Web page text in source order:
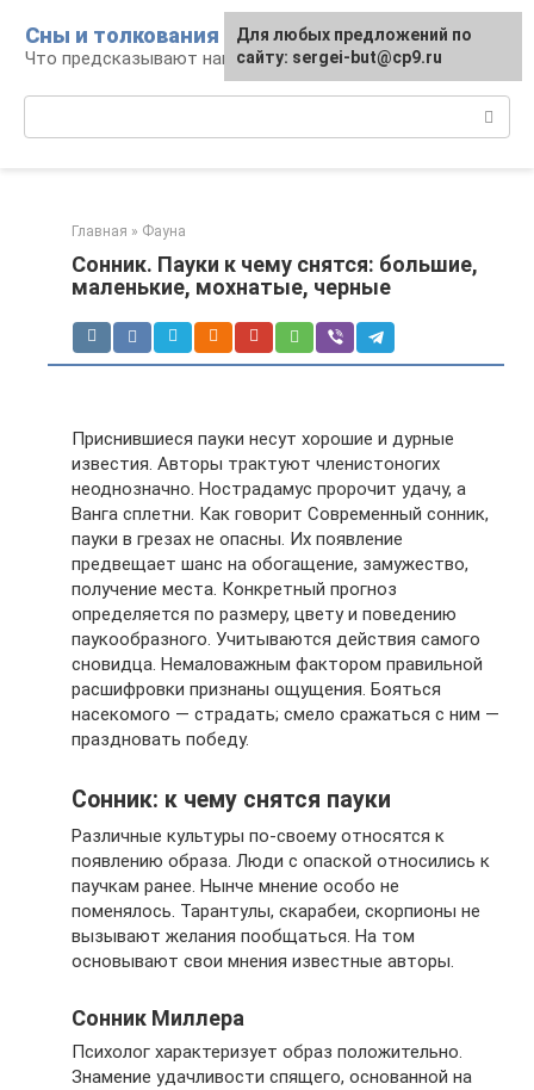
контенту
Сны и толкования
Что предсказывают нам наши сны
Главная » Фауна
Сонник. Пауки к чему снятся: большие,
маленькие, мохнатые, черные
Приснившиеся пауки несут хорошие и дурные
известия. Авторы трактуют членистоногих
неоднозначно. Нострадамус пророчит удачу, а
Ванга сплетни. Как говорит Современный сонник,
пауки в грезах не опасны. Их появление
предвещает шанс на обогащение, замужество,
получение места. Конкретный прогноз
определяется по размеру, цвету и поведению
паукообразного. Учитываются действия самого
сновидца. Немаловажным фактором правильной
расшифровки признаны ощущения. Бояться
насекомого — страдать; смело сражаться с ним —
праздновать победу.
Сонник: к чему снятся пауки
Различные культуры по-своему относятся к
появлению образа. Люди с опаской относились к
паучкам ранее. Нынче мнение особо не
поменялось. Тарантулы, скарабеи, скорпионы не
вызывают желания пообщаться. На том
основывают свои мнения известные авторы.
Сонник Миллера
Психолог характеризует образ положительно.
Знамение удачливости спящего, основанной на
Для любых предложений по
сайту: sergei-but@cp9.ru